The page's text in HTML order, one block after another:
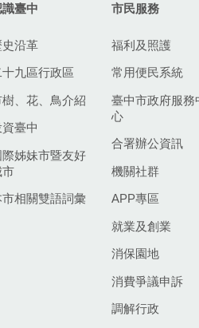
臺中
史沿革
十九區行政區
樹、花、鳥介紹
臺中
際姊妹市暨友好
市
市相關雙語詞彙
市民服務
福利及照護
常用便民系統
臺中市政府服務
心
合署辦公資訊
機關社群
APP專區
就業及創業
消保園地
消費爭議申訴
調解行政